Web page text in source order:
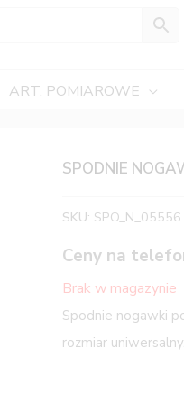
ART. POMIAROWE
SPODNIE
SKU: SPO_N_05556
Ceny na
Brak w magazynie
Spodnie nogawki
rozmiar uniwersalny.